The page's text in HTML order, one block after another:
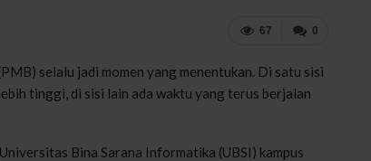
0
67
selalu jadi momen yang menentukan. Di satu sisi
tinggi, di sisi lain ada waktu yang terus berjalan
Bina Sarana Informatika (UBSI) kampus